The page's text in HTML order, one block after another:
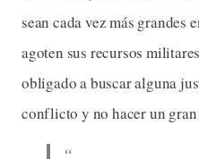
sean cada vez más grandes
agoten sus recursos
obligado a buscar alguna
conflicto y no hacer un